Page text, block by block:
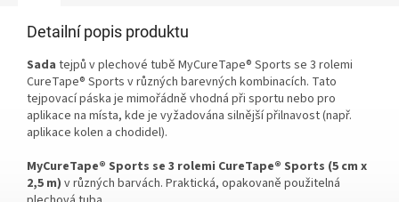
Detailní popis produktu
Sada tejpů v plechové tubě MyCureTape® Sports se 3 rolemi
CureTape® Sports v různých barevných kombinacích. Tato
tejpovací páska je mimořádně vhodná při sportu nebo pro
aplikace na místa, kde je vyžadována silnější přilnavost (např.
aplikace kolen a chodidel).
MyCureTape® Sports se 3 rolemi CureTape® Sports (5 cm x
2,5 m) v různých barvách. Praktická, opakovaně použitelná